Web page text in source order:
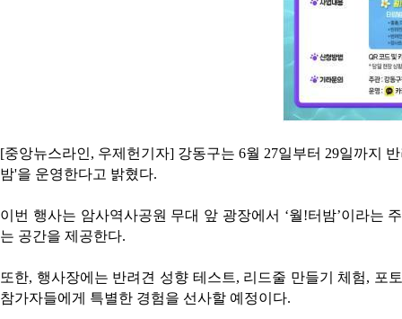
[중앙뉴스라인, 우제헌기자] 강동구는 6월 27일부터 29일까지
밤'을 운영한다고 밝혔다.
이번 행사는 암사역사공원 무대 앞 광장에서 ‘월!터밤’이라는
는 공간을 제공한다.
또한, 행사장에는 반려견 성향 테스트, 리드줄 만들기 체험,
참가자들에게 특별한 경험을 선사할 예정이다.